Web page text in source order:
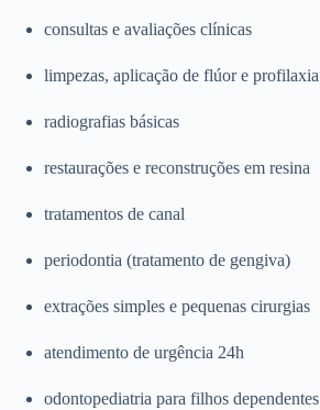
consultas e avaliações clínicas
limpezas, aplicação de flúor e profilaxia
radiografias básicas
restaurações e reconstruções em resina
tratamentos de canal
periodontia (tratamento de gengiva)
extrações simples e pequenas cirurgias
atendimento de urgência 24h
odontopediatria para filhos dependentes